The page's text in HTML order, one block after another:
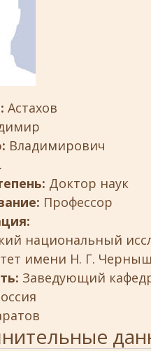
Астахов
Владимирович
Доктор наук
Профессор
национальный
имени Н. Г.
Заведующий